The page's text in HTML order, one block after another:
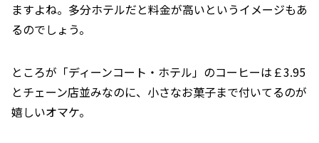
ますよね。多分ホテルだと料金が高いというイメージもあ
るのでしょう。
ところが「ディーンコート・ホテル」のコーヒーは￡3.95
とチェーン店並みなのに、小さなお菓子まで付いてるのが
嬉しいオマケ。